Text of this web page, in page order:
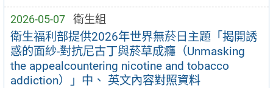
2026-05-07 衛生組
衛生福利部提供2026年世界無菸日主題「揭開誘
惑的面紗-對抗尼古丁與菸草成癮（Unmasking
the appealcountering nicotine and tobacco
addiction）」中、 英文內容對照資料